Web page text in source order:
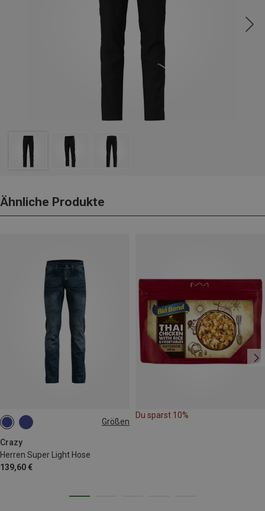
Ähnliche Produkte
Größen
Crazy
Herren Super Light Hose
139,60 €
M L
Du sparst 10%